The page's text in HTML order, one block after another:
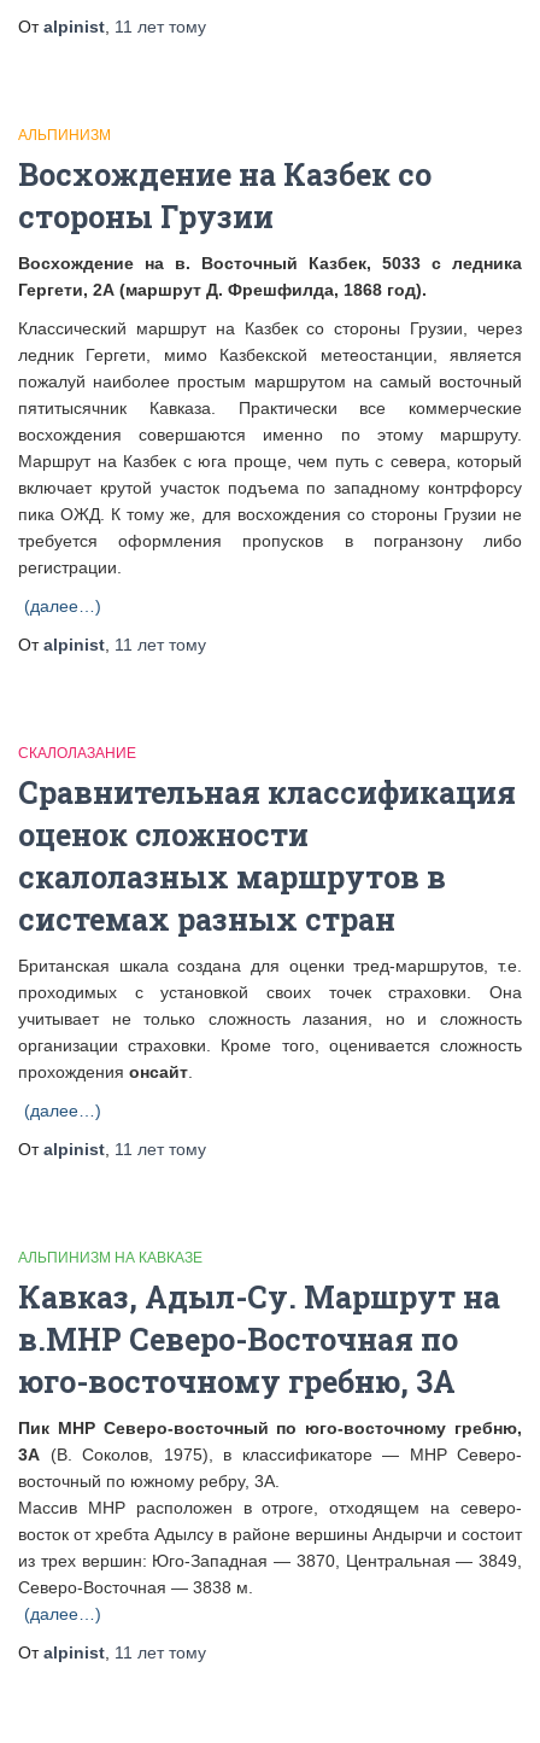
Отalpinist 11 леттому
АЛЬПИНИЗМ
Восхождение на Казбек со
стороны Грузии
Восхождение на в. Восточный Казбек, 5033 с ледника
Гергети, 2А (маршрут Д. Фрешфилда, 1868 год).
Классический маршрут на Казбек со стороны Грузии, через
ледник Гергети, мимо Казбекской метеостанции, является
пожалуй наиболее простым маршрутом на самый восточный
пятитысячник Кавказа. Практически все коммерческие
восхождения совершаются именно по этому маршруту.
Маршрут на Казбек с юга проще, чем путь с севера, который
включает крутой участок подъема по западному контрфорсу
пика ОЖД. К тому же, для восхождения со стороны Грузии не
требуется оформления пропусков в погранзону либо
регистрации.
(далее…)
Отalpinist 11 леттому
СКАЛОЛАЗАНИЕ
Сравнительная классификация
оценок сложности
скалолазных маршрутов в
системах разных стран
Британская шкала создана для оценки тред-маршрутов, т.е.
проходимых с установкой своих точек страховки. Она
учитывает не только сложность лазания, но и сложность
организации страховки. Кроме того, оценивается сложность
прохождения онсайт
(далее…)
Отalpinist 11 леттому
АЛЬПИНИЗМ НА КАВКАЗЕ
Кавказ, Адыл-Су. Маршрут на
в.МНР Северо-Восточная по
юго-восточному гребню, 3А
Пик МНР Северо-восточный по юго-восточному гребню,
3А (В. Соколов, 1975), в классификаторе — МНР Северо-
восточный по южному ребру, 3А.
Массив МНР расположен в отроге, отходящем на северо-
восток от хребта Адылсу в районе вершины Андырчи и состоит
из трех вершин: Юго-Западная — 3870, Центральная — 3849,
Северо-Восточная — 3838 м.
(далее…)
Отalpinist 11 леттому